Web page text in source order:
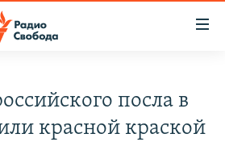
посла в
красной краской